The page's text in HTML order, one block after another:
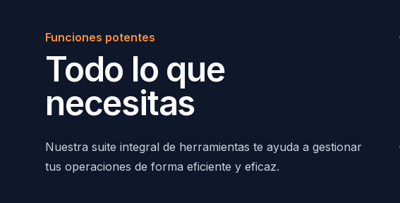
Funciones potentes
Todo lo que
necesitas
Nuestra suite integral de herramientas te ayuda a gestionar
tus operaciones de forma eficiente y eficaz.